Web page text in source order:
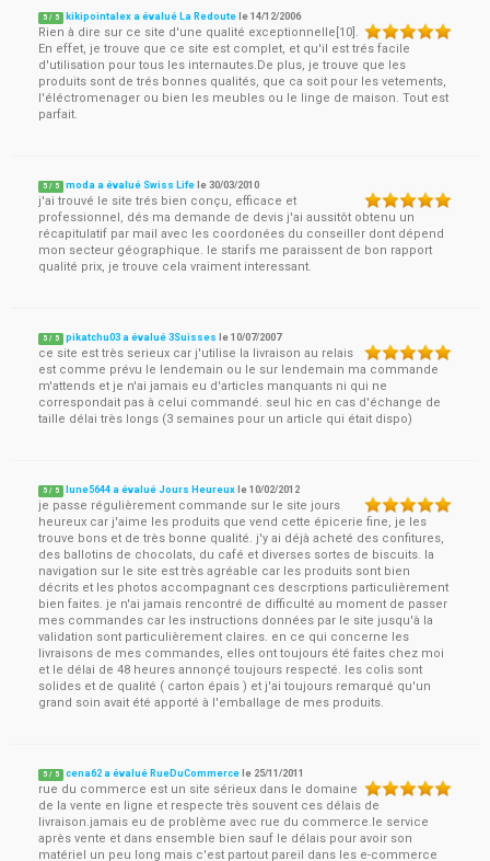
5 / 5 kikipointalex a évalué La Redoute le14/12/2006
Rien à dire sur ce site d'une qualité exceptionnelle[10].
En effet, je trouve que ce site est complet, et qu'il est trés facile
d'utilisation pour tous les internautes.De plus, je trouve que les
produits sont de trés bonnes qualités, que ca soit pour les vetements,
l'éléctromenager ou bien les meubles ou le linge de maison. Tout est
parfait.
5 / 5 moda a évalué Swiss Life le30/03/2010
j'ai trouvé le site trés bien conçu, efficace et
professionnel, dés ma demande de devis j'ai aussitôt obtenu un
récapitulatif par mail avec les coordonées du conseiller dont dépend
mon secteur géographique. le starifs me paraissent de bon rapport
qualité prix, je trouve cela vraiment interessant.
5 / 5 pikatchu03 a évalué 3Suisses le10/07/2007
ce site est très serieux car j'utilise la livraison au relais
est comme prévu le lendemain ou le sur lendemain ma commande
m'attends et je n'ai jamais eu d'articles manquants ni qui ne
correspondait pas à celui commandé. seul hic en cas d'échange de
taille délai très longs (3 semaines pour un article qui était dispo)
5 / 5 lune5644 a évalué Jours Heureux le10/02/2012
je passe régulièrement commande sur le site jours
heureux car j'aime les produits que vend cette épicerie fine, je les
trouve bons et de très bonne qualité. j'y ai déjà acheté des confitures,
des ballotins de chocolats, du café et diverses sortes de biscuits. la
navigation sur le site est très agréable car les produits sont bien
décrits et les photos accompagnant ces descrptions particulièrement
bien faites. je n'ai jamais rencontré de difficulté au moment de passer
mes commandes car les instructions données par le site jusqu'à la
validation sont particulièrement claires. en ce qui concerne les
livraisons de mes commandes, elles ont toujours été faites chez moi
et le délai de 48 heures annonçé toujours respecté. les colis sont
solides et de qualité ( carton épais ) et j'ai toujours remarqué qu'un
grand soin avait été apporté à l'emballage de mes produits.
5 / 5 cena62 a évalué RueDuCommerce le 25/11/2011
rue du commerce est un site sérieux dans le domaine
de la vente en ligne et respecte très souvent ces délais de
livraison.jamais eu de problème avec rue du commerce.le service
après vente et dans ensemble bien sauf le délais pour avoir son
matériel un peu long mais c'est partout pareil dans les e-commerce